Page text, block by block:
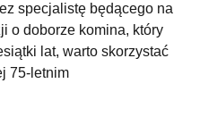
specjalistę będącego na
o doborze komina, który
lat, warto skorzystać
75-letnim